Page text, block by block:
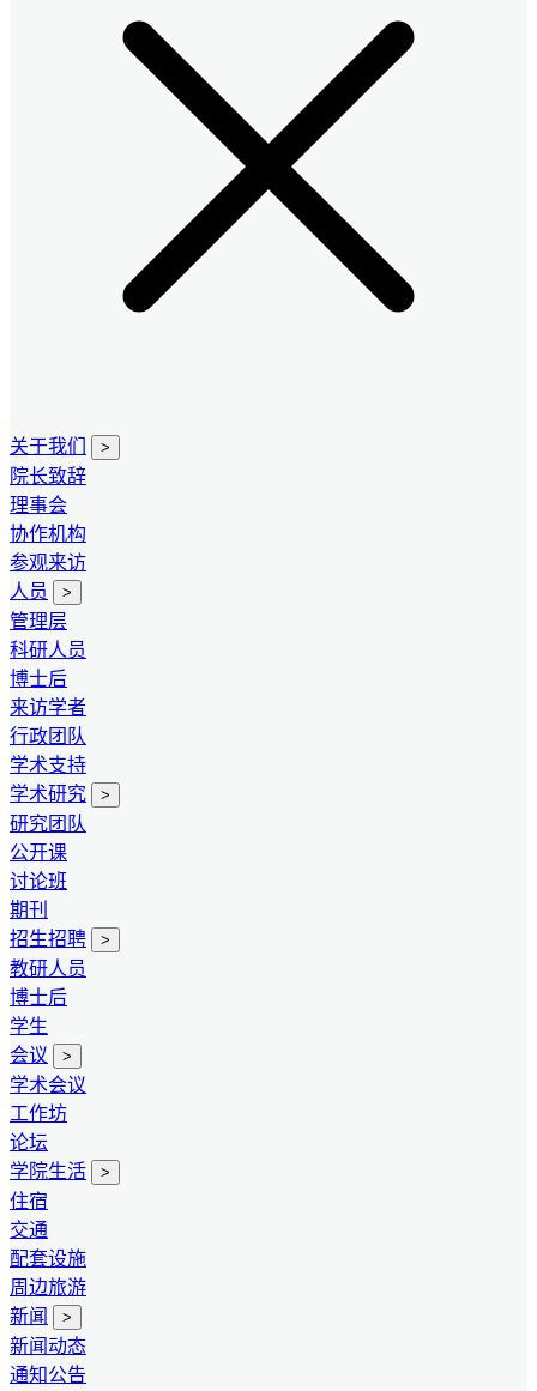
关于我们 >
院长致辞
理事会
协作机构
参观来访
人员
>
管理层
科研人员
博士后
来访学者
行政团队
学术支持
学术研究
>
研究团队
公开课
讨论班
期刊
招生招聘
>
教研人员
博士后
学生
会议
>
学术会议
工作坊
论坛
学院生活
>
住宿
交通
配套设施
周边旅游
新闻
>
新闻动态
通知公告